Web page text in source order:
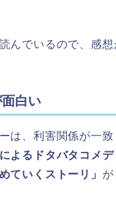
んでいるので、感想
白い
は、利害関係が一致
よるドタバタコメデ
ていくストーリ」